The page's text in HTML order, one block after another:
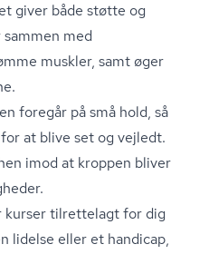
giver både støtte og
med
muskler, samt øger
foregår på små hold, så
at blive set og vejledt.
imod at kroppen bliver
kurser tilrettelagt for dig
lidelse eller et handicap,